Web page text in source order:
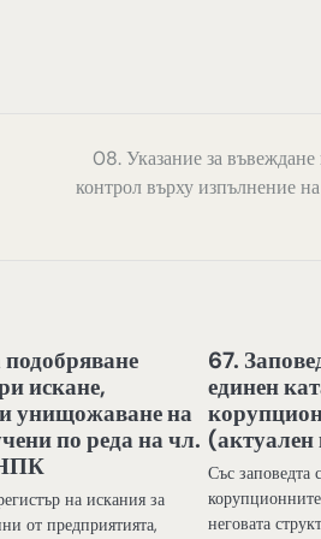
08. Указание за
контрол върху изпълнение
подобряване
искане,
унищожаване на
по реда на чл.
НПК
на искания за
от предприятията,
67.
единен
Със заповедта
неговата